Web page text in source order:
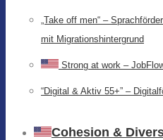
„Take off men“ –
mit Migrationshintergrund
Strong at work –
“Digital & Aktiv 55+” –
Cohesion &